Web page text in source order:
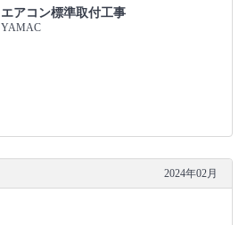
エアコン標準取付工事
YAMAC
2024年02月